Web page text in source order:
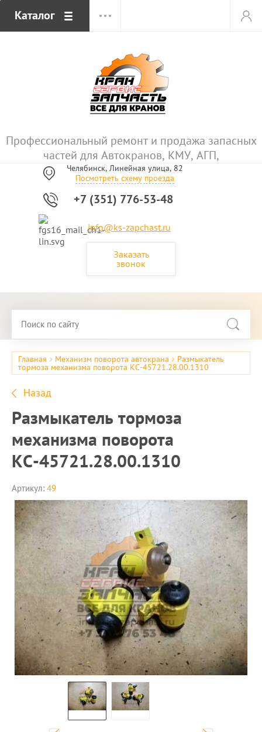
Каталог
Профессиональный ремонт и продажа запасных
частей для Автокранов, КМУ, АГП,
Челябинск, Линейная улица, 82
Посмотреть схему проезда
+7 (351) 776-53-48
info@ks-zapchast.ru
Заказать
звонок
Главная Механизм поворота автокрана Размыкатель
тормоза механизма поворота КС-45721.28.00.1310
Назад
Размыкатель тормоза
механизма поворота
КС-45721.28.00.1310
Артикул: 49